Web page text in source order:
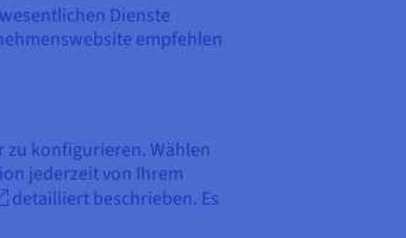
Dienste
empfehlen
zu konfigurieren. Wählen
jederzeit von Ihrem
detailliert beschrieben. Es